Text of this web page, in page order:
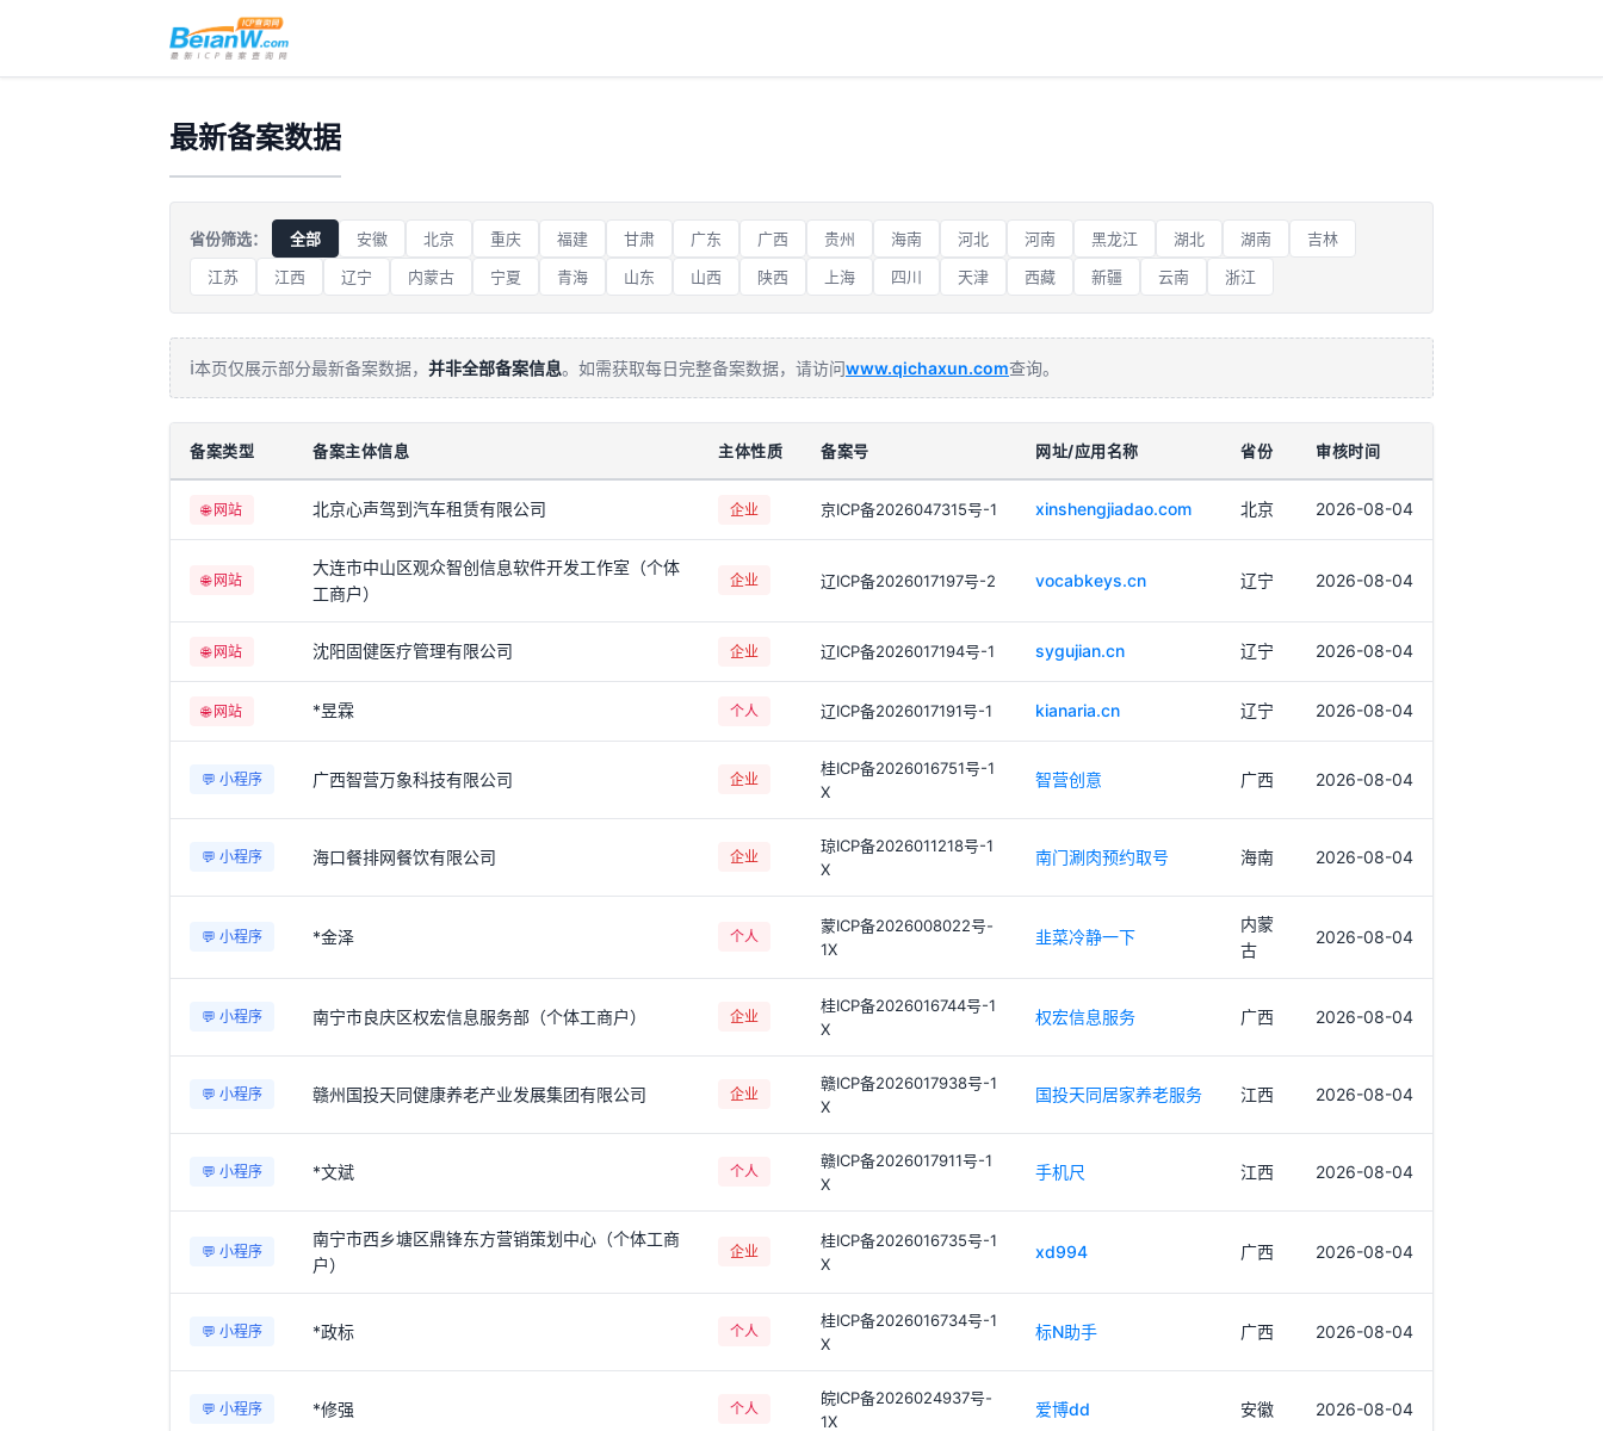
最新备案数据
省份筛选： 全部 安徽 北京 重庆 福建 甘肃 广东 广西 贵州 海南 河北 河南 黑龙江 湖北 湖南
吉林
江苏
江西 辽宁 内蒙古 宁夏 青海 山东 山西 陕西 上海 四川 天津 西藏 新疆 云南 浙江
ℹ️本页仅展示部分最新备案数据， 并非全部备案信息。如需获取每日完整备案数据，请访问www.qichaxun.com查询。
备案类型 备案主体信息 主体性质 备案号 网址/应用名称 省份 审核时间
🌐 网站 北京心声驾到汽车租赁有限公司 企业 京ICP备2026047315号-1 xinshengjiadao.com 北京 2026-08-04
🌐 网站
大连市中山区观众智创信息软件开发工作室（个体
工商户）
企业 辽ICP备2026017197号-2 vocabkeys.cn 辽宁 2026-08-04
🌐 网站 沈阳固健医疗管理有限公司 企业 辽ICP备2026017194号-1 sygujian.cn 辽宁 2026-08-04
🌐 网站 *昱霖 个人 辽ICP备2026017191号-1 kianaria.cn 辽宁 2026-08-04
💬 小程序 广西智营万象科技有限公司 企业
桂ICP备2026016751号-1
X
智营创意 广西 2026-08-04
💬 小程序 海口餐排网餐饮有限公司 企业
琼ICP备2026011218号-1
X
南门涮肉预约取号 海南 2026-08-04
💬 小程序 *金泽 个人
蒙ICP备2026008022号-
1X
韭菜冷静一下
内蒙
古
2026-08-04
💬 小程序 南宁市良庆区权宏信息服务部（个体工商户） 企业
桂ICP备2026016744号-1
X
权宏信息服务 广西 2026-08-04
💬 小程序 赣州国投天同健康养老产业发展集团有限公司 企业
赣ICP备2026017938号-1
X
国投天同居家养老服务 江西 2026-08-04
💬 小程序 *文斌 个人
赣ICP备2026017911号-1
X
手机尺 江西 2026-08-04
💬 小程序
南宁市西乡塘区鼎锋东方营销策划中心（个体工商
户）
企业
桂ICP备2026016735号-1
X
xd994 广西 2026-08-04
💬 小程序 *政标 个人
桂ICP备2026016734号-1
X
标N助手 广西 2026-08-04
💬 小程序 *修强 个人
皖ICP备2026024937号-
1X
爱博dd 安徽 2026-08-04